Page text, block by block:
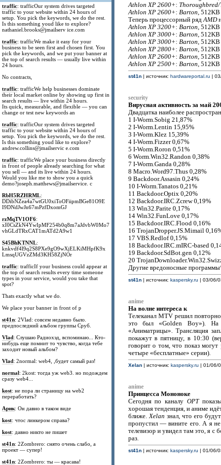
traffic: trafficOur system drives targeted
traffic to your website within 24 hours of
setup. You pick the keywords, we do the rest.
Is this something youd like to explore?
nathaniel.brooks@jmailserv ice.com
traffic: trafficWe make it easy for your
business to be seen first and chosen first. You
pick the keywords, and we put your banner at
the top of search results — usually live within
24 hours.
No contracts,
traffic: trafficWe help businesses dominate
their local market online by showing up first in
search results — live within 24 hours.
Its quick, measurable, and flexible — you can
change or test new keywords an
traffic: trafficOur system drives targeted
traffic to your website within 24 hours of
setup. You pick the keywords, we do the rest.
Is this something youd like to explore?
andrew.collins@jmailservic e.com
traffic: trafficWe place your business directly
in front of people already searching for what
you sell — and its live within 24 hours.
Would you like me to show you a quick
demo?joseph.matthews@jmailservice. c
RbH5RZHRML:
DDibNZea4a7wtGU0xiToOFiipmBGe81O9E
I9DNdJwJn67mPzfDxomGJ
rzMqTV1OF6:
xI0CsZkN4YwIpMF254b0q8m7aJdvbW0Mo7
vhGLdTRxCAT1mATd2A9w1
S45BhKTNNL:
knkvdf4l9q2S8PXe9gO9wXjELKiMHpfK9x
LmsqUGVzZMd3KH58ZjNOr
traffic: trafficIf your business could appear at
the top of search results every time someone
types in your service, would you take that
spot?
Thats exactly what we do.
We place your banner in front of p
st41n: 2Vlad: совсем недавно было.
предпоследний альбом группы Сруб.
Vlad: Слушаю Радиохэд, вспоминаю... Кто-
нибудь еще помнит то чувство, когда тебе
заходит новый альбом?
Vlad: 2normal: web4, ,будет самый раз!
normal: 2kost: тогда уж web3. но подождем
сразу web4...
kost: не пора ли страницу на web2
переработать?
Арик: Он давно в таком виде
kost: чтос линкером справа?
kost: давно никто не пишет
st41n: 2Zombrero: снято очень слабо, а
проект — супер!
st41n: 2Zombrero: ты — красава!
Athlon XP 2600+:
Athlon XP 2600+: Barton, 512KB
Теперь процессорный рядAMD
Athlon XP 3200+: Barton, 512KB
Athlon XP 3000+: Barton, 512KB
Athlon XP 3000+: Barton, 512KB
Athlon XP 2800+: Barton, 512KB
Athlon XP 2600+: Barton, 512KB
Athlon XP 2500+: Barton, 512KB
st41n| источник: hardwareportal.ru |
security
Вирусная активность за май
Двадцатка наиболее
1 I-Worm.Sobig 21,87%
2 I-Worm.Lentin 15,95%
3 I-Worm.Klez 15,39%
4 I-Worm.Fizzer 0,67%
5 I-Worm.Roron 0,51%
6 Worm.Win32.Randon 0,38%
7 I-Worm.Ganda 0,28%
8 Macro.Word97.Thus 0,28%
9 Backdoor.Assasin 0,24%
10 I-Worm.Tanatos 0,21%
11 Backdoor.Optix 0,20%
12 Backdoor.IRC.Zcrew 0,19%
13 Win32.Parite 0,17%
14 Win32.FunLove 0,17%
15 Backdoor.IRC.Flood 0,16%
16 TrojanDropper.JS.Mimail
17 VBS.Redlof 0,15%
18 Backdoor.IRC.mIRC-based
19 Backdoor.SdBot.gen 0,12%
20
Другие вредоносные
st41n| источник: kaspersky.ru | 03/06/
anime
На волне интереса к
Телеканал MTV решил
это был «Golden Boy»). На
«Аниматрицы». Трансляция
покажут в пятницу, в 10:30
говорит о том, что показ
четыре «бесплатные» серии).
Xelan| источник: kaspersky.ru | 01/06/
anime
Принцесса Мононоке
Сегодня по каналуОРТ
хорошая тенденция, и аниме
ближе.Xelan знал, что его
пропустил — вините его. А я
телевизор и увидел там это, я с
раз.
st41n| источник: kaspersky.ru | 01/06/